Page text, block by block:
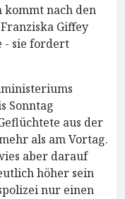
kommt nach den
Giffey
- sie fordert
Sonntag
aus der
als am Vortag.
aber darauf
höher sein
nur einen